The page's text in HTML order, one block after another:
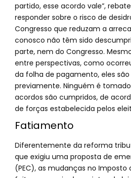
partido, esse acordo vale”,
responder sobre o risco de
Congresso que reduzam a
conosco não têm sido
parte, nem do Congresso.
entre perspectivas, como
da folha de pagamento, eles
previamente. Ninguém é
acordos são cumpridos, de
de forças estabelecida pelos
Fatiamento
Diferentemente da reforma
que exigiu uma proposta de
(PEC), as mudanças no Imposto